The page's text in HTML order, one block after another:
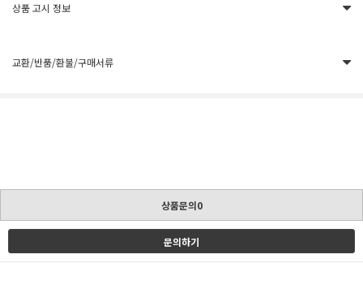
상품 고시 정보
교환/반품/환불/구매서류
상품문의0
문의하기